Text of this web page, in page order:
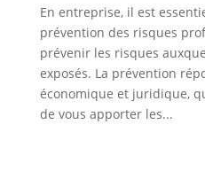
En entreprise, il est
prévention des risques
prévenir les risques
exposés. La prévention
économique et juridique,
de vous apporter les...